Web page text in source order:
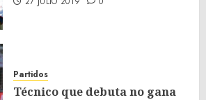
Partidos
Técnico que debuta no gana